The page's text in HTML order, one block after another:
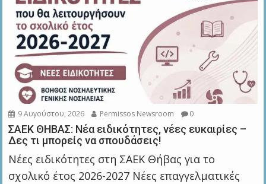
9 Αυγούστου, 2026 Permissos Newsroom 0
ΣΑΕΚ ΘΗΒΑΣ: Νέα ειδικότητες, νέες ευκαιρίες –
Δες τι μπορείς να σπουδάσεις!
Νέες ειδικότητες στη ΣΑΕΚ Θήβας για το
σχολικό έτος 2026-2027 Νέες επαγγελματικές